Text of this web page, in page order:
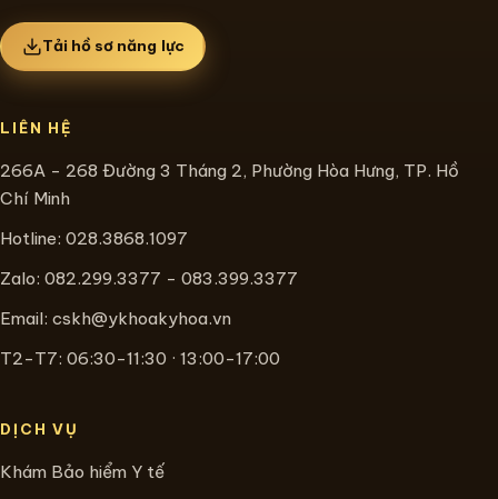
Tải hồ sơ năng lực
LIÊN HỆ
266A - 268 Đường 3 Tháng 2, Phường Hòa Hưng, TP. Hồ
Chí Minh
Hotline: 028.3868.1097
Zalo: 082.299.3377 - 083.399.3377
Email: cskh@ykhoakyhoa.vn
T2-T7: 06:30-11:30 · 13:00-17:00
DỊCH VỤ
Khám Bảo hiểm Y tế